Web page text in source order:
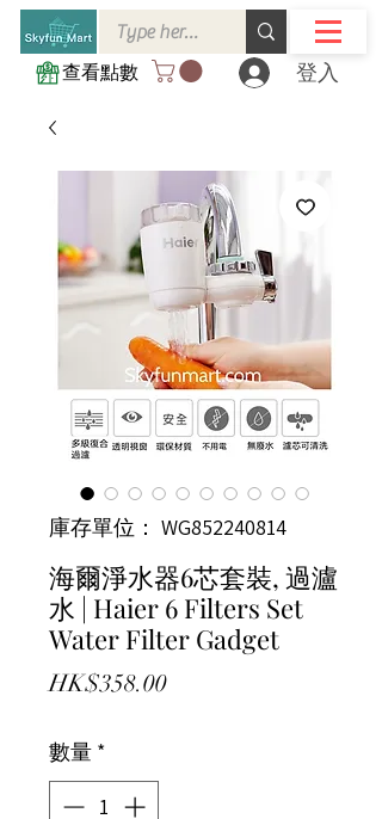
查看點數 登入
庫存單位： WG852240814
海爾淨水器6芯套裝, 過瀘
水 | Haier 6 Filters Set
Water Filter Gadget
HK$358.00價格
數量 *